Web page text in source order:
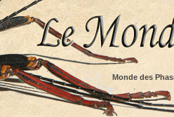
Monde des